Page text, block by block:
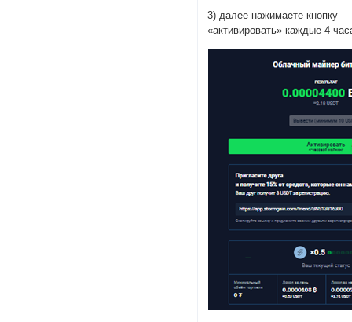
3) далее нажимаете кнопку
«активировать» каждые 4